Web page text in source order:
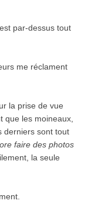
par-dessus tout
me réclament
la prise de vue
que les moineaux,
derniers sont tout
faire des photos
la seule